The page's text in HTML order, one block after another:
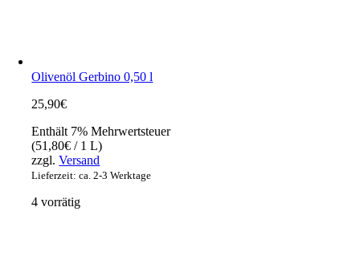
Olivenöl Gerbino 0,50 l
25,90€
Enthält 7% Mehrwertsteuer
(51,80€ / 1 L)
zzgl.Versand
Lieferzeit: ca. 2-3 Werktage
4 vorrätig